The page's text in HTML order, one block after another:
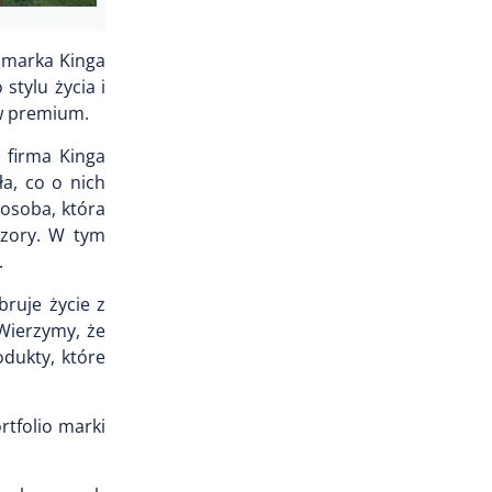
Kinga
stylu życia i
premium.
firma Kinga
co o nich
która
W tym
życie z
że
które
marki